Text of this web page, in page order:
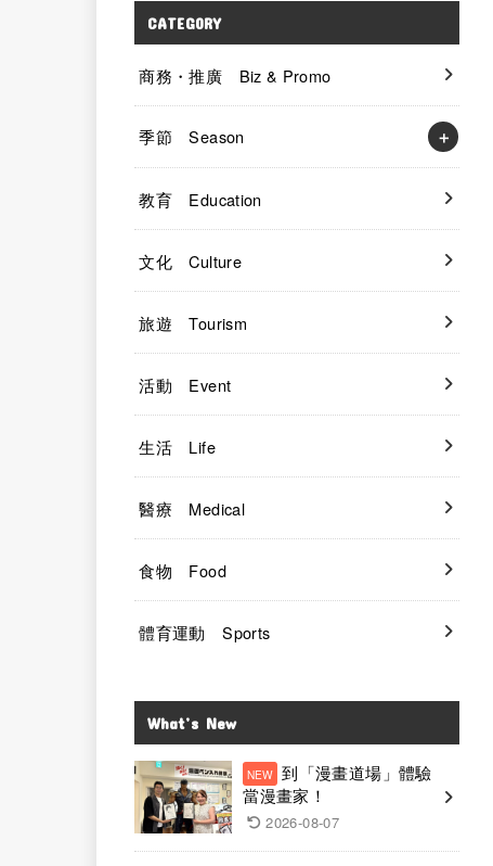
CATEGORY
商務・推廣 Biz & Promo
季節 Season
教育 Education
文化 Culture
旅遊 Tourism
活動 Event
生活 Life
醫療 Medical
食物 Food
體育運動 Sports
What’s New
到「漫畫道場」體驗
當漫畫家！
2026-08-07